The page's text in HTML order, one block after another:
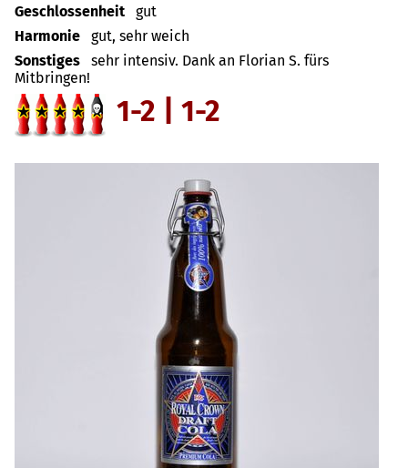
Geschlossenheit
gut
Harmonie
gut, sehr weich
Sonstiges
sehr intensiv. Dank an Florian S. fürs
Mitbringen!
1-2 | 1-2